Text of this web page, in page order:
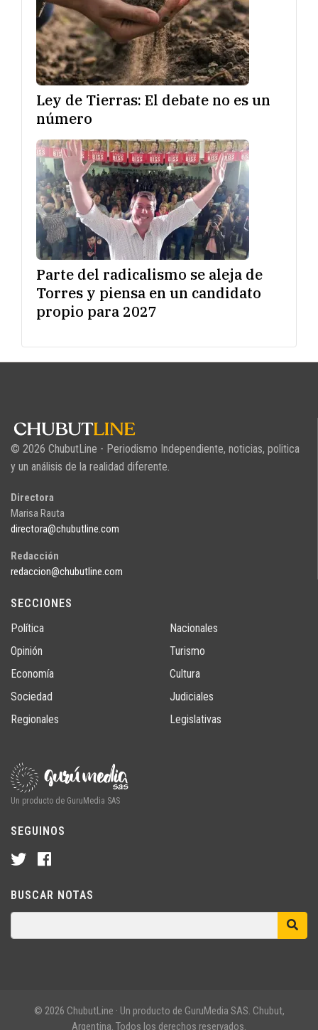
Ley de Tierras: El debate no es un
número
Parte del radicalismo se aleja de
Torres y piensa en un candidato
propio para 2027
© 2026 ChubutLine - Periodismo Independiente, noticias, politica
y un análisis de la realidad diferente.
Directora
Marisa Rauta
directora@chubutline.com
Redacción
redaccion@chubutline.com
SECCIONES
Política
Opinión
Economía
Sociedad
Regionales
Nacionales
Turismo
Cultura
Judiciales
Legislativas
Un producto de GuruMedia SAS
SEGUINOS
BUSCAR NOTAS
© 2026 ChubutLine · Un producto de GuruMedia SAS. Chubut,
Argentina. Todos los derechos reservados.